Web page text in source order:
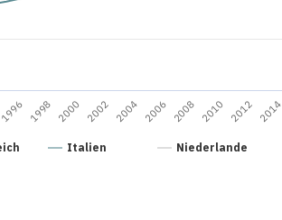
Italien
Niederlande
1996 1998 2000 2002 2004 2006 2008 2010 2012 2014